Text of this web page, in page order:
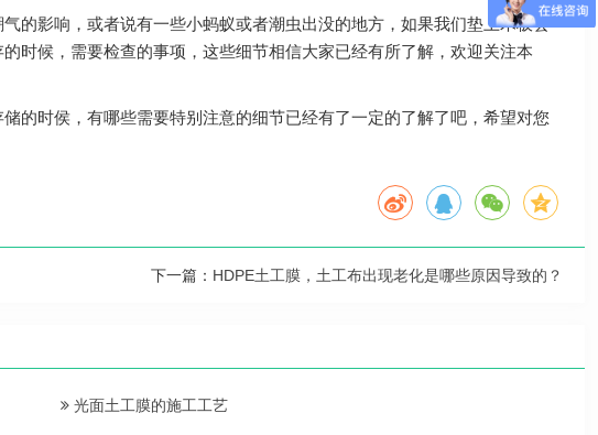
的影响，或者说有一些小蚂蚁或者潮虫出没的地方，如果我们垫上木板会
时候，需要检查的事项，这些细节相信大家已经有所了解，欢迎关注本
的时侯，有哪些需要特别注意的细节已经有了一定的了解了吧，希望对您
下一篇： HDPE土工膜，土工布出现老化是哪些原因导致的？
光面土工膜的施工工艺